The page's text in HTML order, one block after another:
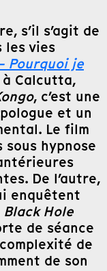
s’il s’agit de
les vies
Pourquoi je
à Calcutta,
, c’est une
et un
Le film
hypnose
De l’autre,
enquêtent
Black Hole
de séance
de
de son